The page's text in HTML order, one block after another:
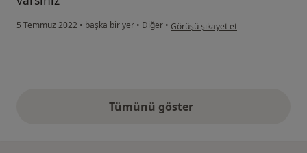
5 Temmuz 2022 • başka bir yer • Diğer • kullanıcının görüşüne göre e…...…
Görüşü şikayet et
Tümünü gösteryukarıdaki görüşler